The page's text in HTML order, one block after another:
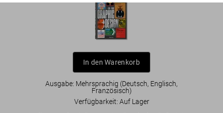
In den Warenkorb
Ausgabe: Mehrsprachig (Deutsch, Englisch,
Französisch)
Verfügbarkeit: Auf Lager